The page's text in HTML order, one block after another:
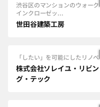
渋谷区のマンションのウォーク
インクローゼッ...
世田谷建築工房
「したい」を可能にしたリノベ
株式会社ソレイユ・リビン
グ・テック